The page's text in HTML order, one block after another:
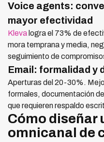
Voice agents:
mayor efectividad
Kleva logra el 73% de
mora temprana y media,
seguimiento de
Email: formalidad y
Aperturas del 20-30%.
formales, documentación
que requieren respaldo
Cómo diseñar
omnicanal de